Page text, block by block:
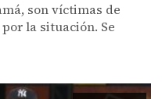
son víctimas de
la situación. Se